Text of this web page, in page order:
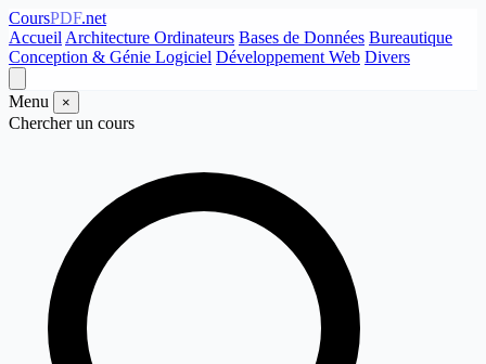
CoursPDF.net
Accueil Architecture Ordinateurs Bases de Données Bureautique
Conception & Génie Logiciel Développement Web Divers
Menu ×
Chercher un cours